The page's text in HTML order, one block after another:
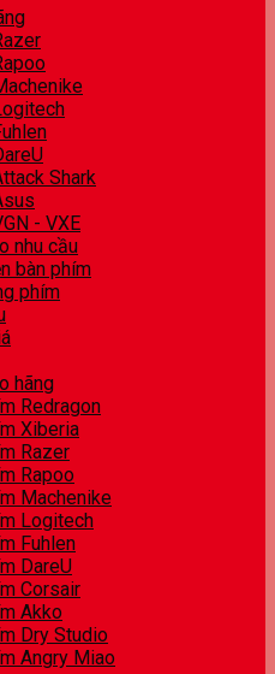
Shark
- VXE
nhu cầu
bàn phím
phím
hãng
Redragon
Xiberia
Razer
Rapoo
Machenike
Logitech
Fuhlen
DareU
Corsair
Akko
Dry Studio
Angry Miao